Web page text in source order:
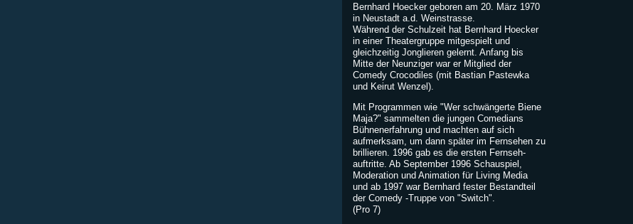
Bernhard Hoecker geboren am 20. März 1970
in Neustadt a.d. Weinstrasse.
Während der Schulzeit hat Bernhard Hoecker
in einer Theatergruppe mitgespielt und
gleichzeitig Jonglieren gelernt. Anfang bis
Mitte der Neunziger war er Mitglied der
Comedy Crocodiles (mit Bastian Pastewka
und Keirut Wenzel).
Mit Programmen wie "Wer schwängerte Biene
Maja?" sammelten die jungen Comedians
Bühnenerfahrung und machten auf sich
aufmerksam, um dann später im Fernsehen zu
brillieren. 1996 gab es die ersten Fernseh-
auftritte. Ab September 1996 Schauspiel,
Moderation und Animation für Living Media
und ab 1997 war Bernhard fester Bestandteil
der Comedy -Truppe von "Switch".
(Pro 7)